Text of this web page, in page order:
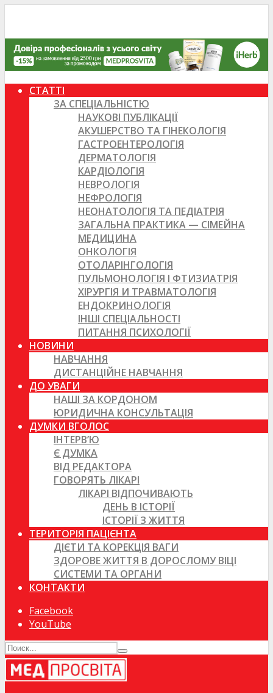
СТАТТІ
ЗА СПЕЦІАЛЬНІСТЮ
НАУКОВІ ПУБЛІКАЦІЇ
АКУШЕРСТВО ТА ГІНЕКОЛОГІЯ
ГАСТРОЕНТЕРОЛОГІЯ
ДЕРМАТОЛОГІЯ
КАРДІОЛОГІЯ
НЕВРОЛОГІЯ
НЕФРОЛОГІЯ
НЕОНАТОЛОГІЯ ТА ПЕДІАТРІЯ
ЗАГАЛЬНА ПРАКТИКА — СІМЕЙНА
МЕДИЦИНА
ОНКОЛОГІЯ
ОТОЛАРІНГОЛОГІЯ
ПУЛЬМОНОЛОГІЯ І ФТИЗИАТРІЯ
ХІРУРГІЯ И ТРАВМАТОЛОГІЯ
ЕНДОКРИНОЛОГІЯ
ІНШІ СПЕЦІАЛЬНОСТІ
ПИТАННЯ ПСИХОЛОГІЇ
НОВИНИ
НАВЧАННЯ
ДИСТАНЦІЙНЕ НАВЧАННЯ
ДО УВАГИ
НАШІ ЗА КОРДОНОМ
ЮРИДИЧНА КОНСУЛЬТАЦІЯ
ДУМКИ ВГОЛОС
ІНТЕРВ’Ю
Є ДУМКА
ВІД РЕДАКТОРА
ГОВОРЯТЬ ЛІКАРІ
ЛІКАРІ ВІДПОЧИВАЮТЬ
ДЕНЬ В ІСТОРІЇ
ІСТОРІЇ З ЖИТТЯ
ТЕРИТОРІЯ ПАЦІЄНТА
ДІЄТИ ТА КОРЕКЦІЯ ВАГИ
ЗДОРОВЕ ЖИТТЯ В ДОРОСЛОМУ ВІЦІ
СИСТЕМИ ТА ОРГАНИ
КОНТАКТИ
Facebook
YouTube